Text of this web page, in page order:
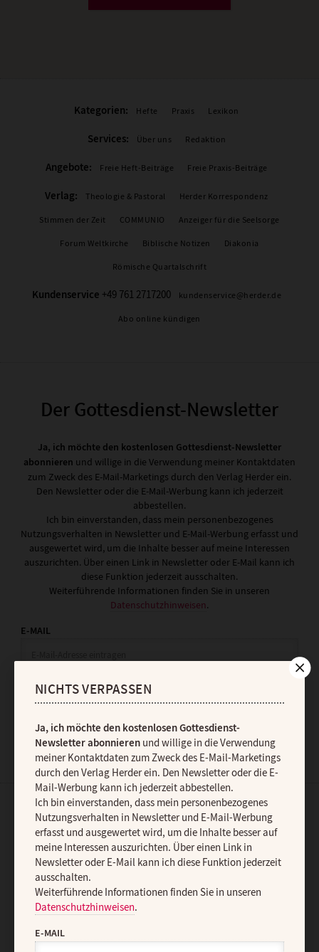
Kategorien: Hefte Praxis Lexikon
Services: Über uns Redaktion
Angebote: Freie Heft-Beiträge Freie Praxis-Beiträge
Verlag: Theologie & Pastoral Herder Korrespondenz
Stimmen der Zeit COMMUNIO Anzeiger für die Seelsorge
Forum Weltkirche Biblische Notizen Diakonia
Römische Quartalschrift
Kundenservice +49 761 2717200 kundenservice@herder.de
Abo online kündigen
Der Gottesdienst-Newsletter
Ja, ich möchte den kostenlosen Gottesdienst-Newsletter
abonnieren und willige in die Verwendung meiner Kontaktdaten
zum Zweck des E-Mail-Marketings durch den Verlag Herder ein.
Den Newsletter oder die E-Mail-Werbung kann ich jederzeit
abbestellen.
Ich bin einverstanden, dass mein personenbezogenes
Nutzungsverhalten in Newsletter und E-Mail-Werbung erfasst und
ausgewertet wird, um die Inhalte besser auf meine Interessen
auszurichten. Über einen Link in Newsletter oder E-Mail kann ich
diese Funktion jederzeit ausschalten.
Weiterführende Informationen finden Sie in unseren
Datenschutzhinweisen.
E-MAIL
AGB und Widerrufsbelehrung Datenschutz Barrierefreiheit
Impressum
Vertrag widerrufen
NICHTS VERPASSEN
Ja, ich möchte den kostenlosen Gottesdienst-
Newsletter abonnierenund willige in die Verwendung
meiner Kontaktdaten zum Zweck des E-Mail-Marketings
durch den Verlag Herder ein. Den Newsletter oder die E-
Mail-Werbung kann ich jederzeit abbestellen.
Ich bin einverstanden, dass mein personenbezogenes
Nutzungsverhalten in Newsletter und E-Mail-Werbung
erfasst und ausgewertet wird, um die Inhalte besser auf
meine Interessen auszurichten. Über einen Link in
Newsletter oder E-Mail kann ich diese Funktion jederzeit
ausschalten.
Weiterführende Informationen finden Sie in unseren
Datenschutzhinweisen.
E-MAIL